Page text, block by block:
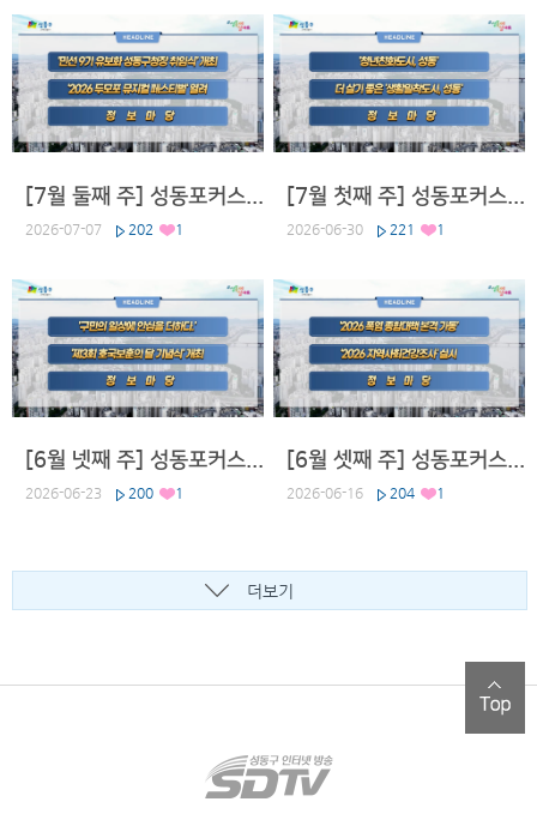
조사내용은 지역 주민의 건강상태를 파악할 수 있는 다양한 항목인 흡
연, 음주, 안전의식, 신체활동, 식생활, 비만 및 체중조절 등 17개 영역 1
68개 문항으로 구성됩니다.
조사 결과는 올해 12월에 공표되며, 수집된 자료는 질병관리청의 분석·
통계화를 거쳐 2027년 2월 ‘지역사회 건강통계’ 책자로 발간될 예정입
이번 조사는 지역 주민에게 꼭 필요한 보건사업과 건강정책을 마련하기
위한 기초자료로 활용됩니다. 보다 건강한 지역사회를 만들기 위해 구민
건강한 지역사회는 구민 여러분의 관심과 참여에서 시작됩니다. 구민의
소중한 의견이 성동의 건강한 미래를 만드는 밑거름이 될 것으로 기대됩
니다. SDTV뉴스 박나영입니다.
6월 셋째 주, 정보마당 //(수정)
우리 구의 다양한 소식을 전해드리는 정보마당 시간입니다.
우리 구만의 도심 속 오아시스, 살곶이 물놀이장이 개장합니다.
운영기간은 6월 20일부터 8월 30일까지로, 이용시간은 오전 10시부터
성동구민 누구나 무료로 이용할 수 있으며, 평상과 매점 등 일부 편의시
올여름, 가까운 살곶이 물놀이장에서 가족과 함께 시원하고 즐거운 시간
[7월 둘째 주] 성동포커스 2026
2026-07-07 202 1
[7월 첫째 주] 성동포커스 2026
2026-06-30 221 1
[6월 넷째 주] 성동포커스 2026
2026-06-23 200 1
[6월 셋째 주] 성동포커스 2026
2026-06-16 204 1
더보기